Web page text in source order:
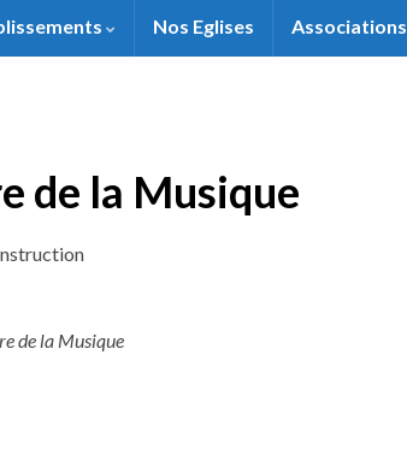
Nos Eglises Associations
de la Musique
de la Musique